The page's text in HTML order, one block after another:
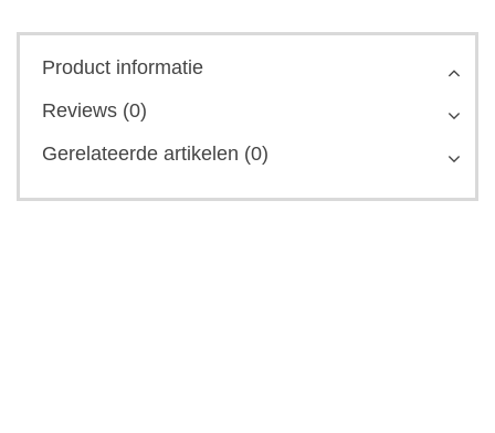
Product informatie
Reviews (0)
Gerelateerde artikelen (0)